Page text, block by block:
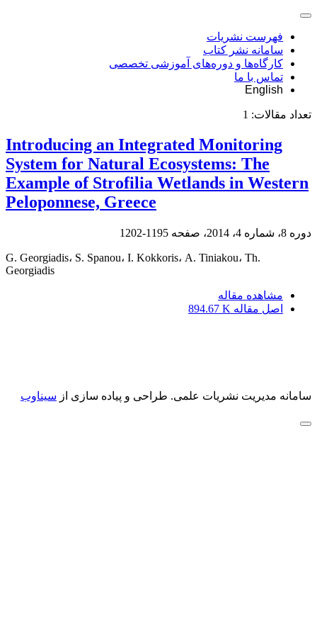
فهرست نشریات
سامانه نشر کتاب
کارگاه‌ها و دوره‌های آموزشی تخصصی
تماس با ما
English
تعداد مقالات: 1
Introducing an Integrated Monitoring
System for Natural Ecosystems: The
Example of Strofilia Wetlands in Western
Peloponnese, Greece
دوره 8، شماره 4، 2014، صفحه 1195-1202
G. Georgiadis، S. Spanou، I. Kokkoris، A. Tiniakou، Th.
Georgiadis
مشاهده مقاله
اصل مقاله 894.67 K
سامانه مدیریت نشریات علمی. طراحی و پیاده سازی از سیناوب